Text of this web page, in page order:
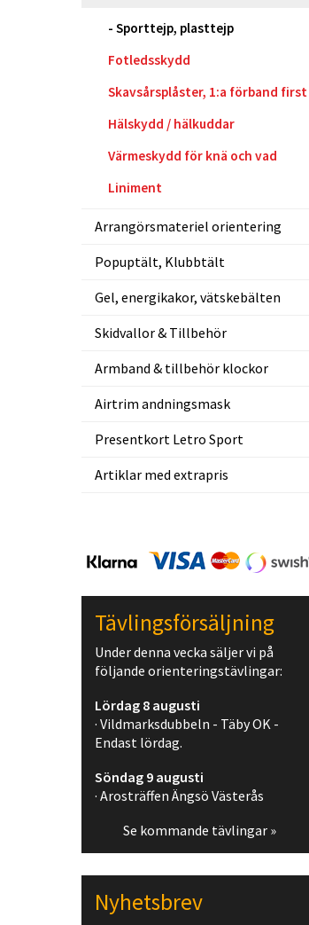
Sporttejp, plasttejp
Fotledsskydd
Skavsårsplåster, 1:a förband
Hälskydd / hälkuddar
Värmeskydd för knä och vad
Liniment
Arrangörsmateriel orientering
Popuptält, Klubbtält
Gel, energikakor, vätskebälten
Skidvallor & Tillbehör
Armband & tillbehör klockor
Airtrim andningsmask
Presentkort Letro Sport
Artiklar med extrapris
Webpris
299 kr
284,05 kr
Trimtex TRX OL-strumpa svart
Visa produkt
Tävlingsförsäljning
Under denna vecka säljer vi på
följande orienteringstävlingar:
Lördag 8 augusti
· Vildmarksdubbeln - Täby OK -
Endast lördag.
Söndag 9 augusti
· Arosträffen Ängsö Västerås
Se kommande tävlingar »
Nyhetsbrev